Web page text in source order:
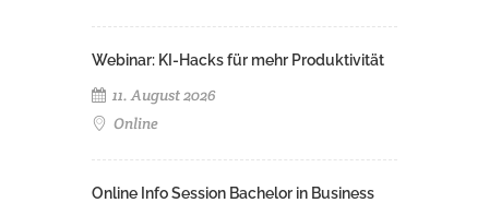
Webinar: KI-Hacks für mehr Produktivität
11. August 2026
Online
Online Info Session Bachelor in Business